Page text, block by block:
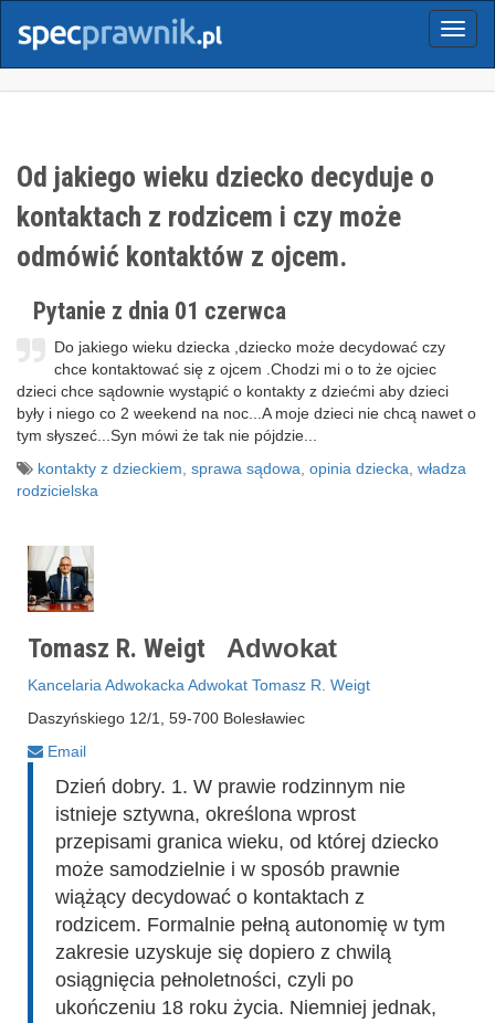
Menu
Od jakiego wieku dziecko decyduje o
kontaktach z rodzicem i czy może
odmówić kontaktów z ojcem.
Pytanie z dnia 01 czerwca
Do jakiego wieku dziecka ,dziecko może decydować czy
chce kontaktować się z ojcem .Chodzi mi o to że ojciec
dzieci chce sądownie wystąpić o kontakty z dziećmi aby dzieci
były i niego co 2 weekend na noc...A moje dzieci nie chcą nawet o
tym słyszeć...Syn mówi że tak nie pójdzie...
kontakty z dzieckiem sprawa sądowa opinia dziecka władza
rodzicielska
Tomasz R. Weigt Adwokat
Kancelaria Adwokacka Adwokat Tomasz R. Weigt
Daszyńskiego 12/1, 59-700 Bolesławiec
Email
Dzień dobry. 1. W prawie rodzinnym nie
istnieje sztywna, określona wprost
przepisami granica wieku, od której dziecko
może samodzielnie i w sposób prawnie
wiążący decydować o kontaktach z
rodzicem. Formalnie pełną autonomię w tym
zakresie uzyskuje się dopiero z chwilą
osiągnięcia pełnoletności, czyli po
ukończeniu 18 roku życia. Niemniej jednak,